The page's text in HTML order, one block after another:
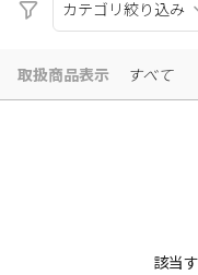
カテゴリ絞り込み
取扱商品表示 すべて
該当